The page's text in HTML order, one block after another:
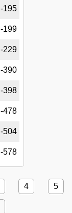
-195
-199
-229
-390
-398
-478
-504
-578
4 5